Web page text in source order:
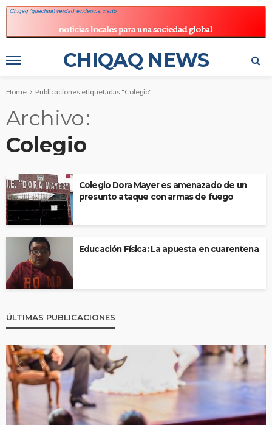
CHIQAQ NEWS
Home Publicaciones etiquetadas "Colegio"
Archivo
Colegio
Colegio Dora Mayer es amenazado de un
presunto ataque con armas de fuego
Educación Física: La apuesta en cuarentena
ÚLTIMAS PUBLICACIONES